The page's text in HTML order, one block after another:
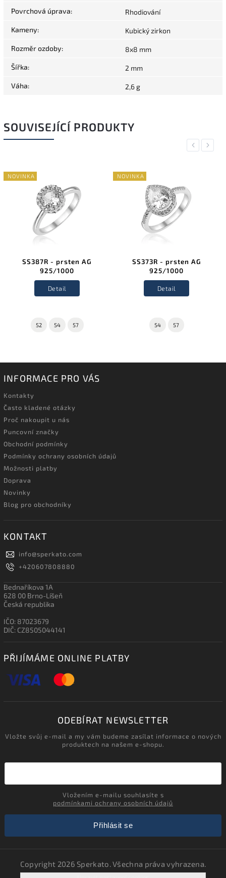
Povrchová úprava: Rhodiování
Kameny: Kubický zirkon
Rozměr ozdoby: 8x8 mm
Šířka: 2 mm
Váha: 2,6 g
SOUVISEJÍCÍ PRODUKTY
Previous
NOVINKA
SS387R - prsten AG
925/1000
Detail
52 54 57
NOVINKA
SS373R - prsten AG
925/1000
Detail
54 57
Next
INFORMACE PRO VÁS
Kontakty
Často kladené otázky
Proč nakoupit u nás
Puncovní značky
Obchodní podmínky
Podmínky ochrany osobních údajů
Možnosti platby
Doprava
Novinky
Blog pro obchodníky
KONTAKT
info@sperkato.com
+420607808880
Bednaříkova 1A
628 00 Brno-Líšeň
Česká republika
IČO: 87023679
DIČ: CZ8505044141
PŘIJÍMÁME ONLINE PLATBY
ODEBÍRAT NEWSLETTER
Vložte svůj e-mail a my vám budeme zasílat informace o nových
produktech na našem e-shopu.
podmínkami ochrany osobních údajů
Přihlásit se
Copyright 2026 Sperkato. Všechna práva vyhrazena.